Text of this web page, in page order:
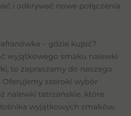
i odkrywać nowe połączenia
– gdzie kupić?
wyjątkowego smaku nalewki
to zapraszamy do naszego
szeroki wybór
nalewki tatrzańskie, które
wyjątkowych smaków.